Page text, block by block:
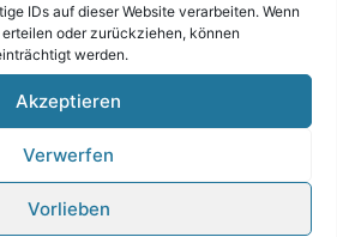
IDs auf dieser Website verarbeiten. Wenn
oder zurückziehen, können
werden.
Akzeptieren
Verwerfen
Vorlieben
unter unseren Angeboten.
bieten das beste
auf dem gesamten Markt!
All-Inklusive Harmonika´s mit